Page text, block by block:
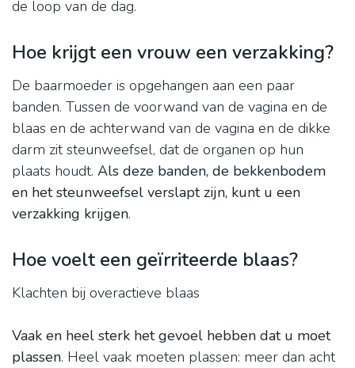
de loop van de dag.
Hoe krijgt een vrouw een verzakking?
De baarmoeder is opgehangen aan een paar
banden. Tussen de voorwand van de vagina en de
blaas en de achterwand van de vagina en de dikke
darm zit steunweefsel, dat de organen op hun
plaats houdt. Als deze banden, de bekkenbodem
en het steunweefsel verslapt zijn, kunt u een
verzakking krijgen.
Hoe voelt een geïrriteerde blaas?
Klachten bij overactieve blaas
Vaak en heel sterk het gevoel hebben dat u moet
plassen. Heel vaak moeten plassen: meer dan acht